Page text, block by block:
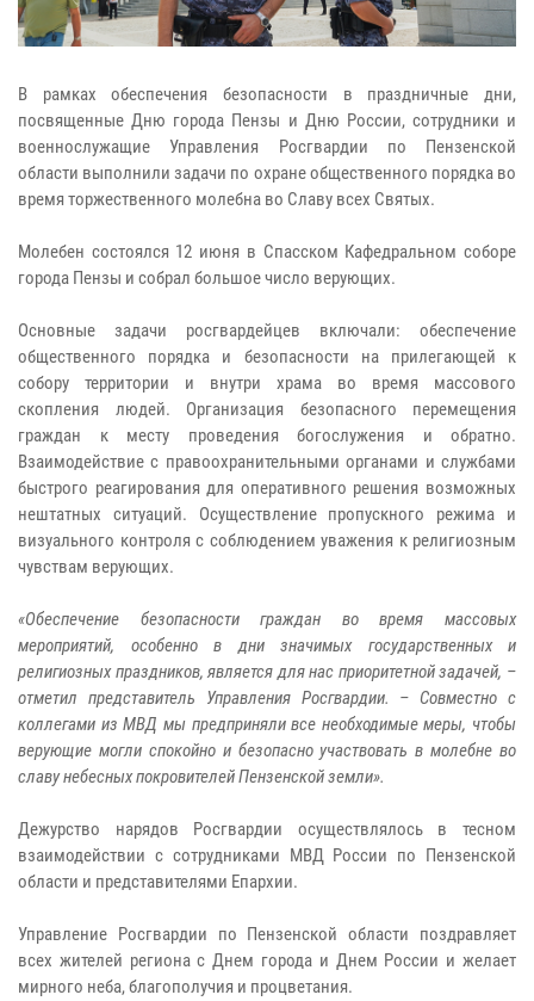
В рамках обеспечения безопасности в праздничные дни,
посвященные Дню города Пензы и Дню России, сотрудники и
военнослужащие Управления Росгвардии по Пензенской
области выполнили задачи по охране общественного порядка во
время торжественного молебна во Славу всех Святых.
Молебен состоялся 12 июня в Спасском Кафедральном соборе
города Пензы и собрал большое число верующих.
Основные задачи росгвардейцев включали: обеспечение
общественного порядка и безопасности на прилегающей к
собору территории и внутри храма во время массового
скопления людей. Организация безопасного перемещения
граждан к месту проведения богослужения и обратно.
Взаимодействие с правоохранительными органами и службами
быстрого реагирования для оперативного решения возможных
нештатных ситуаций. Осуществление пропускного режима и
визуального контроля с соблюдением уважения к религиозным
чувствам верующих.
«Обеспечение безопасности граждан во время массовых
мероприятий, особенно в дни значимых государственных и
религиозных праздников, является для нас приоритетной задачей, –
отметил представитель Управления Росгвардии. – Совместно с
коллегами из МВД мы предприняли все необходимые меры, чтобы
верующие могли спокойно и безопасно участвовать в молебне во
славу небесных покровителей Пензенской земли».
Дежурство нарядов Росгвардии осуществлялось в тесном
взаимодействии с сотрудниками МВД России по Пензенской
области и представителями Епархии.
Управление Росгвардии по Пензенской области поздравляет
всех жителей региона с Днем города и Днем России и желает
мирного неба, благополучия и процветания.